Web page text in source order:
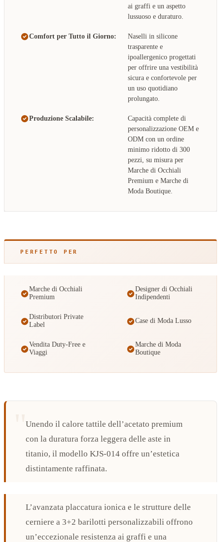
ai graffi e un aspetto
lussuoso e duraturo.
Comfort per Tutto il Giorno:
Naselli in silicone
trasparente e
ipoallergenico progettati
per offrire una vestibilità
sicura e confortevole per
un uso quotidiano
prolungato.
Produzione Scalabile:
Capacità complete di
personalizzazione OEM e
ODM con un ordine
minimo ridotto di 300
pezzi, su misura per
Marche di Occhiali
Premium e Marche di
Moda Boutique.
PERFETTO PER
Marche di Occhiali
Premium
Designer di Occhiali
Indipendenti
Distributori Private
Label
Case di Moda Lusso
Vendita Duty-Free e
Viaggi
Marche di Moda
Boutique
Unendo il calore tattile dell’acetato premium
con la duratura forza leggera delle aste in
titanio, il modello KJS-014 offre un’estetica
distintamente raffinata.
L’avanzata placcatura ionica e le strutture delle
cerniere a 3+2 barilotti personalizzabili offrono
un’eccezionale resistenza ai graffi e una